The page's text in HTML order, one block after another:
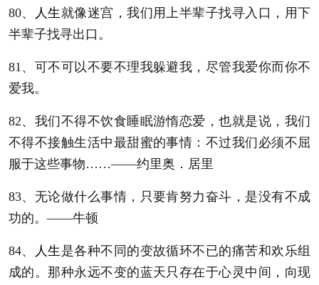
80、 人生 就像迷宫，我们用上半辈子找寻入口，用下
半辈子找寻出口。
81、可不可以不要不理我躲避我，尽管我爱你而你不
爱我。
82、我们不得不饮食睡眠游惰恋爱，也就是说，我们
不得不接触生活中最甜蜜的事情：不过我们必须不屈
服于这些事物……——约里奥．居里
83、无论做什么事情，只要肯努力奋斗，是没有不成
功的。——牛顿
84、 人生 是各种不同的变故循环不已的痛苦和欢乐组
成的。那种永远不变的蓝天只存在于心灵中间，向现